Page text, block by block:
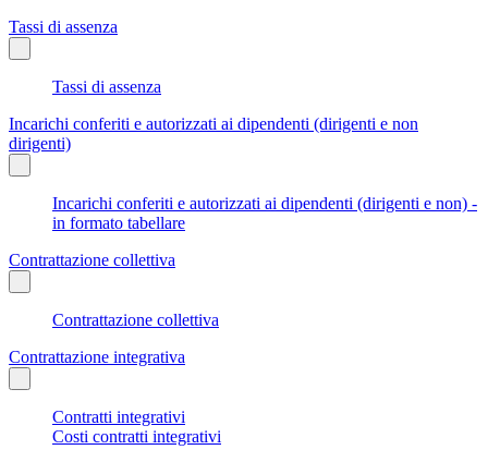
Tassi di assenza
Tassi di assenza
Incarichi conferiti e autorizzati ai dipendenti (dirigenti e non
dirigenti)
Incarichi conferiti e autorizzati ai dipendenti (dirigenti e non) -
in formato tabellare
Contrattazione collettiva
Contrattazione collettiva
Contrattazione integrativa
Contratti integrativi
Costi contratti integrativi